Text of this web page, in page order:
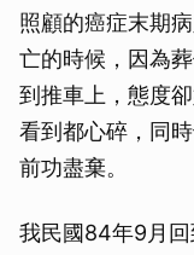
照顧的癌症末期
亡的時候，因為
到推車上，態度
看到都心碎，同
前功盡棄。
我民國84年9月